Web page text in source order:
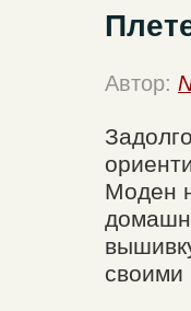
Автор:
Моден
своими